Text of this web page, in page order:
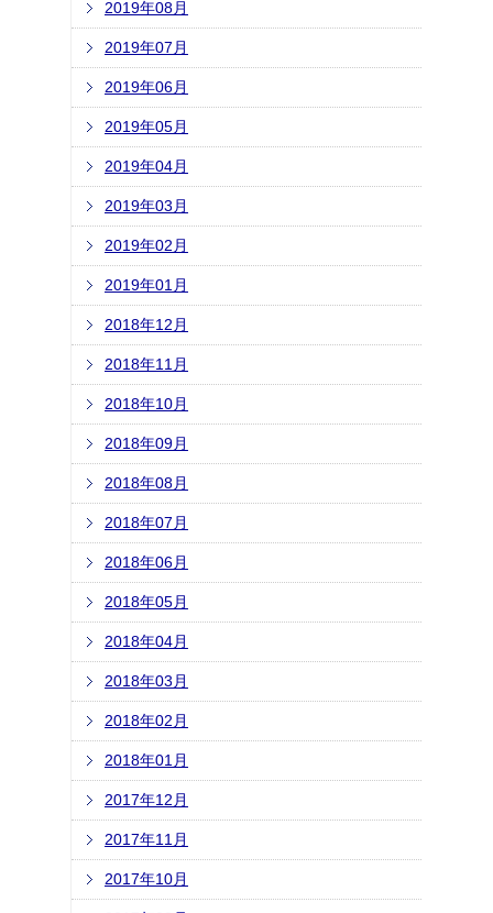
2019年08月
2019年07月
2019年06月
2019年05月
2019年04月
2019年03月
2019年02月
2019年01月
2018年12月
2018年11月
2018年10月
2018年09月
2018年08月
2018年07月
2018年06月
2018年05月
2018年04月
2018年03月
2018年02月
2018年01月
2017年12月
2017年11月
2017年10月